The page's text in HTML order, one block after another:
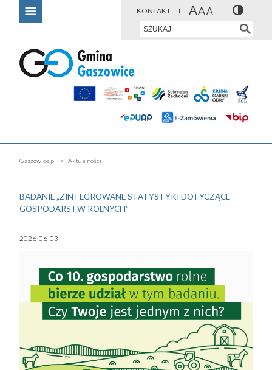
KONTAKT
Gaszowice.pl Aktualności
BADANIE „ZINTEGROWANE STATYSTYKI DOTYCZĄCE
GOSPODARSTW ROLNYCH”
2026-06-03